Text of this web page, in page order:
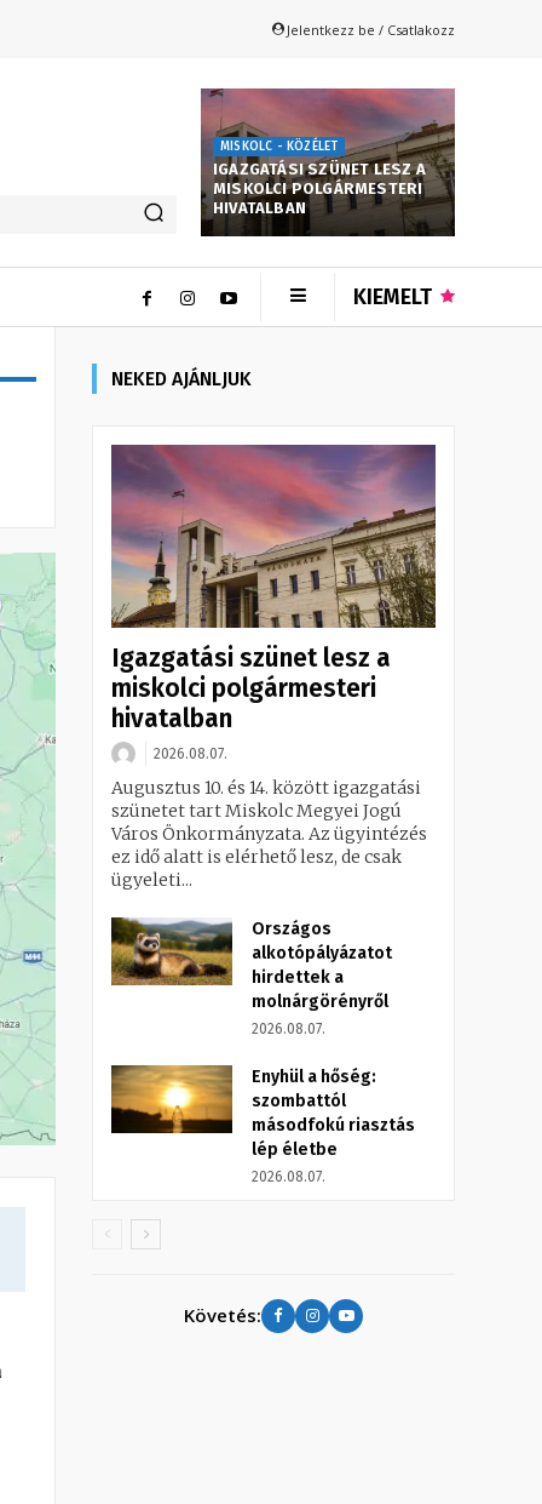
Jelentkezz be / Csatlakozz
MISKOLC - KÖZÉLET
IGAZGATÁSI SZÜNET LESZ A
MISKOLCI POLGÁRMESTERI
HIVATALBAN
KIEMELT
NEKED AJÁNLJUK
Igazgatási szünet lesz a
miskolci polgármesteri
hivatalban
2026.08.07.
Augusztus 10. és 14. között igazgatási
szünetet tart Miskolc Megyei Jogú
Város Önkormányzata. Az ügyintézés
ez idő alatt is elérhető lesz, de csak
ügyeleti...
Országos
alkotópályázatot
hirdettek a
molnárgörényről
2026.08.07.
Enyhül a hőség:
szombattól
másodfokú riasztás
lép életbe
2026.08.07.
Követés: